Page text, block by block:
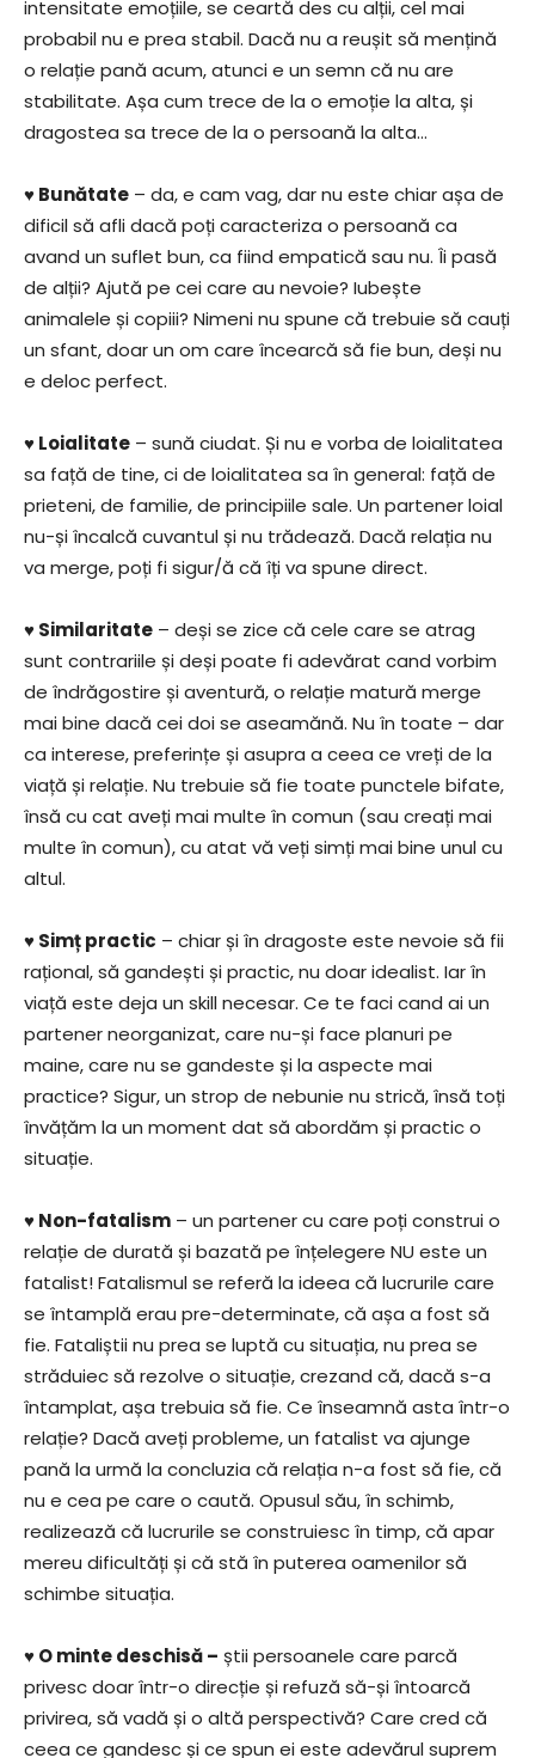
intensitate emoțiile, se ceartă des cu alții, cel mai
probabil nu e prea stabil. Dacă nu a reușit să mențină
o relație pană acum, atunci e un semn că nu are
stabilitate. Așa cum trece de la o emoție la alta, și
dragostea sa trece de la o persoană la alta…
♥ Bunătate – da, e cam vag, dar nu este chiar așa de
dificil să afli dacă poți caracteriza o persoană ca
avand un suflet bun, ca fiind empatică sau nu. Îi pasă
de alții? Ajută pe cei care au nevoie? Iubește
animalele și copiii? Nimeni nu spune că trebuie să cauți
un sfant, doar un om care încearcă să fie bun, deși nu
e deloc perfect.
♥ Loialitate – sună ciudat. Și nu e vorba de loialitatea
sa față de tine, ci de loialitatea sa în general: față de
prieteni, de familie, de principiile sale. Un partener loial
nu-și încalcă cuvantul și nu trădează. Dacă relația nu
va merge, poți fi sigur/ă că îți va spune direct.
♥ Similaritate – deși se zice că cele care se atrag
sunt contrariile și deși poate fi adevărat cand vorbim
de îndrăgostire și aventură, o relație matură merge
mai bine dacă cei doi se aseamănă. Nu în toate – dar
ca interese, preferințe și asupra a ceea ce vreți de la
viață și relație. Nu trebuie să fie toate punctele bifate,
însă cu cat aveți mai multe în comun (sau creați mai
multe în comun), cu atat vă veți simți mai bine unul cu
altul.
♥ Simț practic – chiar și în dragoste este nevoie să fii
rațional, să gandești și practic, nu doar idealist. Iar în
viață este deja un skill necesar. Ce te faci cand ai un
partener neorganizat, care nu-și face planuri pe
maine, care nu se gandeste și la aspecte mai
practice? Sigur, un strop de nebunie nu strică, însă toți
învățăm la un moment dat să abordăm și practic o
situație.
♥ Non-fatalism – un partener cu care poți construi o
relație de durată și bazată pe înțelegere NU este un
fatalist! Fatalismul se referă la ideea că lucrurile care
se întamplă erau pre-determinate, că așa a fost să
fie. Fataliștii nu prea se luptă cu situația, nu prea se
străduiec să rezolve o situație, crezand că, dacă s-a
întamplat, așa trebuia să fie. Ce înseamnă asta într-o
relație? Dacă aveți probleme, un fatalist va ajunge
pană la urmă la concluzia că relația n-a fost să fie, că
nu e cea pe care o caută. Opusul său, în schimb,
realizează că lucrurile se construiesc în timp, că apar
mereu dificultăți și că stă în puterea oamenilor să
schimbe situația.
♥ O minte deschisă – știi persoanele care parcă
privesc doar într-o direcție și refuză să-și întoarcă
privirea, să vadă și o altă perspectivă? Care cred că
ceea ce gandesc și ce spun ei este adevărul suprem